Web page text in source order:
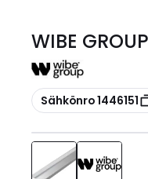
WIBE
Kopioi
Sähkönro 1446151